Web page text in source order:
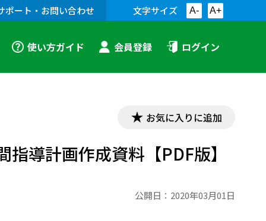
ポート・お問い合わせ 文字サイズ A- A+
使い方ガイド 会員登録 ログイン
お気に入りに追加
導計画作成資料【PDF版】
公開日： 2020年03月01日